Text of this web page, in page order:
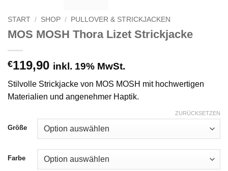
START / SHOP / PULLOVER & STRICKJACKEN
MOS MOSH Thora Lizet Strickjacke
€119,90 inkl. 19% MwSt.
Stilvolle Strickjacke von MOS MOSH mit hochwertigen
Materialien und angenehmer Haptik.
Größe
Farbe
ZURÜCKSETZEN